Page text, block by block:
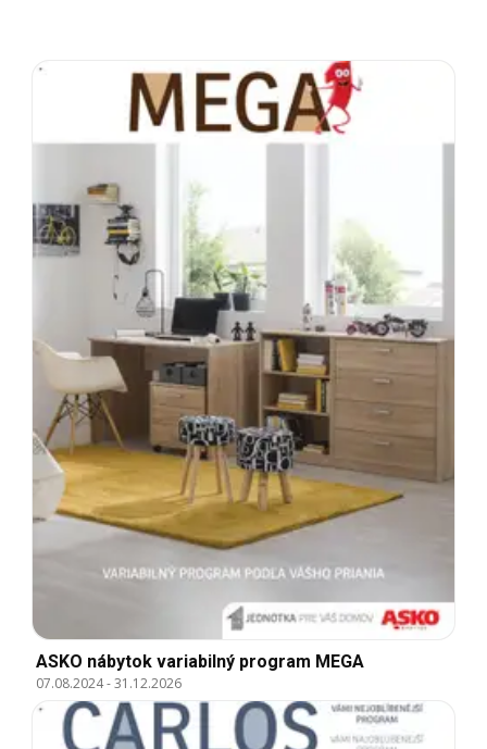
ASKO nábytok variabilný program MEGA
07.08.2024-31.12.2026